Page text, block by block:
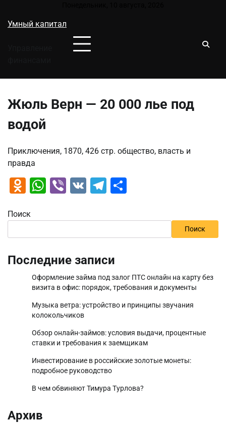
содержимому
Умный капитал
Жюль Верн — 20 000 лье под
водой
Приключения, 1870, 426 стр. общество, власть и
правда
Odnoklassniki
WhatsApp
Viber
VK Telegram
Поиск
Поиск
Последние записи
Оформление займа под залог ПТС онлайн на карту без
визита в офис: порядок, требования и документы
Музыка ветра: устройство и принципы звучания
колокольчиков
Обзор онлайн-займов: условия выдачи, процентные
ставки и требования к заемщикам
Инвестирование в российские золотые монеты:
подробное руководство
В чем обвиняют Тимура Турлова?
Архив